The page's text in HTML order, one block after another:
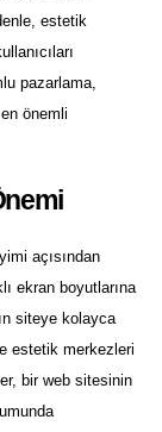
estetik
pazarlama,
önemli
açısından
ekran boyutlarına
siteye kolayca
estetik merkezleri
bir web sitesinin